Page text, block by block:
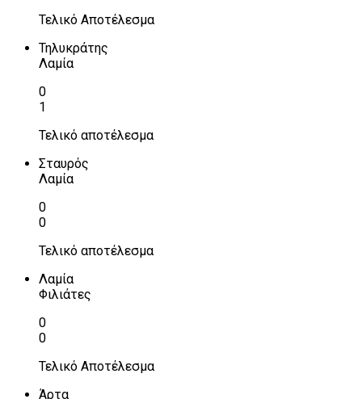
Τελικό Αποτέλεσμα
Τηλυκράτης
Λαμία
0
1
Τελικό αποτέλεσμα
Σταυρός
Λαμία
0
0
Τελικό αποτέλεσμα
Λαμία
Φιλιάτες
0
0
Τελικό Αποτέλεσμα
Άρτα